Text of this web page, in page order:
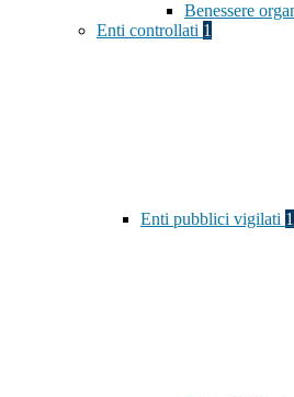
Benessere
Enti controllati 1
Enti pubblici vigilati 1